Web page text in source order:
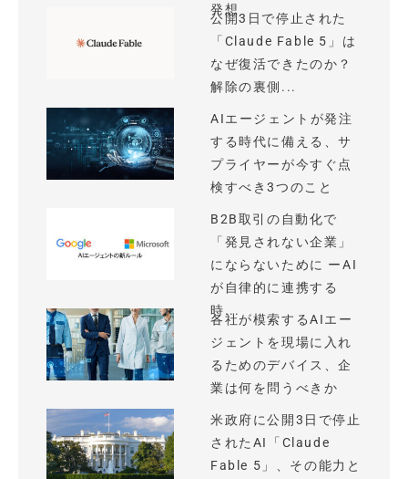
発想
公開3日で停止された
「Claude Fable 5」は
なぜ復活できたのか？
解除の裏側...
AIエージェントが発注
する時代に備える、サ
プライヤーが今すぐ点
検すべき3つのこと
B2B取引の自動化で
「発見されない企業」
にならないために ーAI
が自律的に連携する
時...
各社が模索するAIエー
ジェントを現場に入れ
るためのデバイス、企
業は何を問うべきか
米政府に公開3日で停止
されたAI「Claude
Fable 5」、その能力と